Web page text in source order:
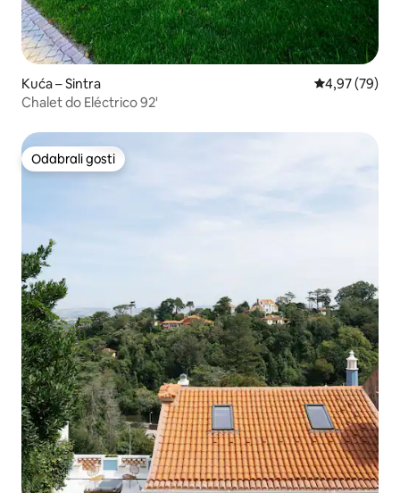
Kuća – Sintra Prosječna
4,97 (79)
Chalet do Eléctrico 92'
Odabrali gosti
Odabrali gosti